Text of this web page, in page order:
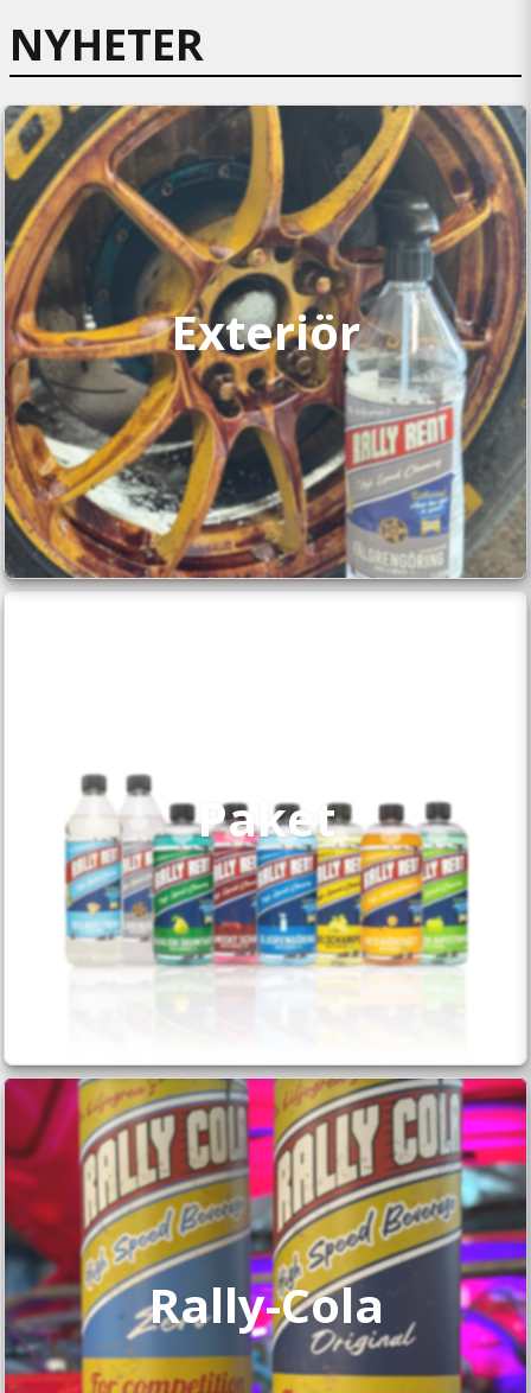
NYHETER
Exteriör
Paket
Rally-Cola